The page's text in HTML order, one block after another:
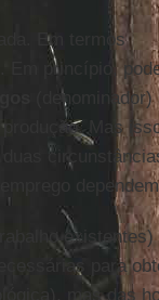
Em termos
Em princípio,
(denominador)
Mas
existentes)
para
mas das